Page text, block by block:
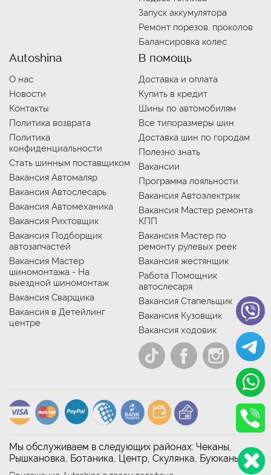
Запуск аккумулятора
Ремонт порезов, проколов
Балансировка колес
Autoshina
О нас
Новости
Контакты
Политика возврата
Политика
конфиденциальности
Стать шинным поставщиком
Вакансия Автомаляр
Вакансия Автослесарь
Вакансия Автомеханика
Вакансия Рихтовщик
Вакансия Подборщик
автозапчастей
Вакансия Мастер
шиномонтажа - На
выездной шиномонтаж
Вакансия Сварщика
Вакансия в Детейлинг
центре
В помощь
Доставка и оплата
Купить в кредит
Шины по автомобилям
Все типоразмеры шин
Доставка шин по городам
Полезно знать
Вакансии
Программа лояльности
Вакансия Автоэлектрик
Вакансия Мастер ремонта
КПП
Вакансия Мастер по
ремонту рулевых реек
Вакансия жестянщик
Работа Помощник
автослесаря
Вакансия Стапельщик
Вакансия Кузовщик
Вакансия ходовик
Мы обслуживаем в следующих районах: Чеканы,
Рышкановка, Ботаника, Центр, Скулянка, Буюканы